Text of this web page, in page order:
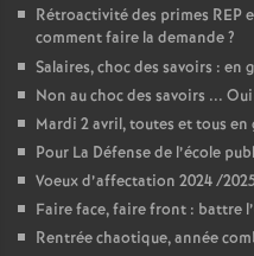
Rétroactivité des primes REP
comment faire la demande?
Salaires, choc des savoirs : en
Non au choc des savoirs ...
Mardi 2 avril, toutes et tous
Pour La Défense de l’école
Voeux d’affectation 2024 /
Faire face, faire front : battre
Rentrée chaotique, année